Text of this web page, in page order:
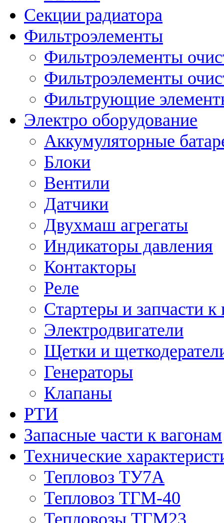
Секции радиатора
Фильтроэлементы
Фильтроэлементы
Фильтроэлементы
Фильтрующие
Электро оборудование
Аккумуляторные
Блоки
Вентили
Датчики
Двухмаш агрегаты
Индикаторы давления
Контакторы
Реле
Стартеры и запчасти
Электродвигатели
Щетки и
Генераторы
Клапаны
РТИ
Запасные части к вагонам
Технические
Тепловоз ТУ7А
Тепловоз ТГМ-40
Тепловозы ТГМ23